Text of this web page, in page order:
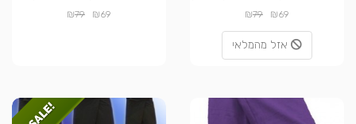
₪69
₪79
אזל מהמלאי
₪69
₪79